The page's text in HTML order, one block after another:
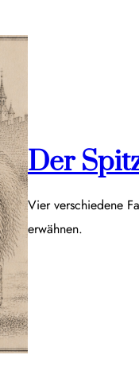
Der
Vier verschiedene
erwähnen.